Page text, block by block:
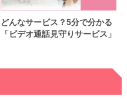
どんなサービス？5分で分かる
「ビデオ通話見守りサービス」